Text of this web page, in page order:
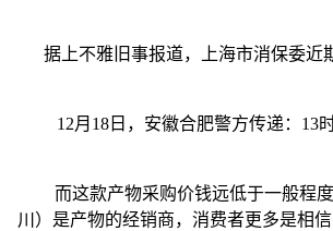
据上不雅旧事报道，上海市消保委近期
12月18日，安徽合肥警方传递：13时
而这款产物采购价钱远低于一般程度
川）是产物的经销商，消费者更多是相